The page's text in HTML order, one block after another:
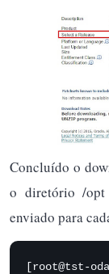
Concluído o
o diretório /opt
enviado para
[root@tst-